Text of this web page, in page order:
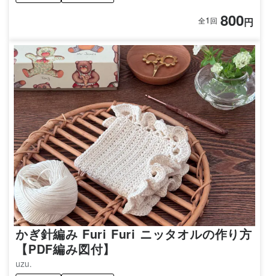
全1 回 800円
かぎ針編み Furi Furi ニッタオルの作り方
【PDF編み図付】
uzu.